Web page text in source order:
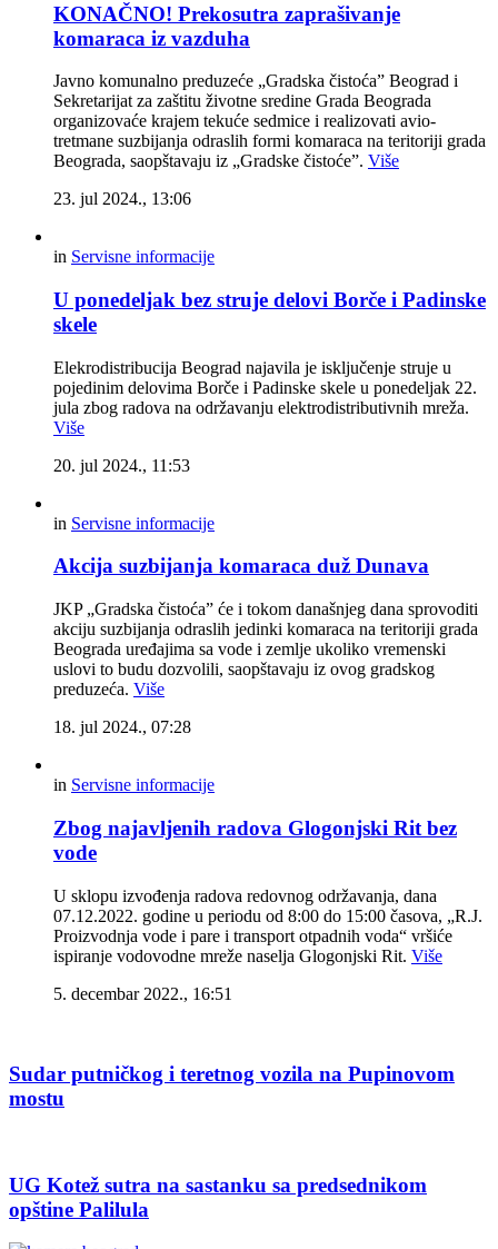
KONAČNO! Prekosutra zaprašivanje
komaraca iz vazduha
Javno komunalno preduzeće „Gradska čistoća” Beograd i
Sekretarijat za zaštitu životne sredine Grada Beograda
organizovaće krajem tekuće sedmice i realizovati avio-
tretmane suzbijanja odraslih formi komaraca na teritoriji grada
Beograda, saopštavaju iz „Gradske čistoće”. Više
23. jul 2024., 13:06
in Servisne informacije
U ponedeljak bez struje delovi Borče i Padinske
skele
Elekrodistribucija Beograd najavila je isključenje struje u
pojedinim delovima Borče i Padinske skele u ponedeljak 22.
jula zbog radova na održavanju elektrodistributivnih mreža.
Više
20. jul 2024., 11:53
in Servisne informacije
Akcija suzbijanja komaraca duž Dunava
JKP „Gradska čistoća” će i tokom današnjeg dana sprovoditi
akciju suzbijanja odraslih jedinki komaraca na teritoriji grada
Beograda uređajima sa vode i zemlje ukoliko vremenski
uslovi to budu dozvolili, saopštavaju iz ovog gradskog
preduzeća. Više
18. jul 2024., 07:28
in Servisne informacije
Zbog najavljenih radova Glogonjski Rit bez
vode
U sklopu izvođenja radova redovnog održavanja, dana
07.12.2022. godine u periodu od 8:00 do 15:00 časova, „R.J.
Proizvodnja vode i pare i transport otpadnih voda“ vršiće
ispiranje vodovodne mreže naselja Glogonjski Rit. Više
5. decembar 2022., 16:51
Sudar putničkog i teretnog vozila na Pupinovom
mostu
UG Kotež sutra na sastanku sa predsednikom
opštine Palilula